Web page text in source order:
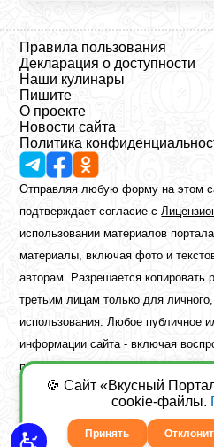
Правила пользования
Декларация о доступности
Наши кулинары
Пишите
О проекте
Новости сайта
Политика
Отправляя любую форму на этом
подтверждает согласие с
использовании материалов
материалы, включая фото и
авторам. Разрешается копировать
третьим лицам только для
использования. Любое публичное
информации сайта - включая
публикацию или обработку -
предварительного письменного
Copyright ©2026 Вкусный
Сайт построенfreebrush.net
🍪 Сайт «Вкусный
cookie-файлы.
Принять